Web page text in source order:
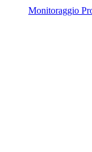
Monitoraggio